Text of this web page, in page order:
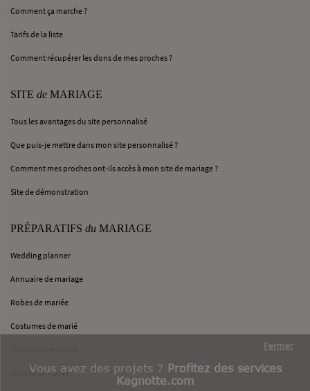
Comment ça marche ?
Tarifs de la liste
Comment récupérer les dons de mes proches ?
SITE de MARIAGE
Tous les avantages du site personnalisé
Que puis-je mettre dans mon site personnalisé ?
Comment mes proches ont-ils accès à mon site de mariage ?
Site de démonstration
PRÉPARATIFS du MARIAGE
Wedding planner
Annuaire de mariage
Robes de mariée
Costumes de marié
Voyage de noces
Fermer
Vous avez des projets ?
Profitez des services
Kagnotte.com